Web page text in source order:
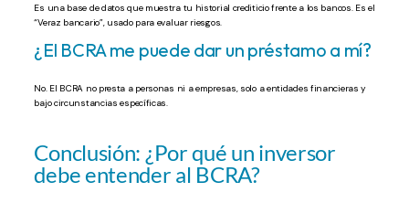
Es una base de datos que muestra tu historial crediticio frente a los bancos. Es el
“Veraz bancario”, usado para evaluar riesgos.
¿El BCRA me puede dar un préstamo a mí?
No. El BCRA no presta a personas ni a empresas, solo a entidades financieras y
bajo circunstancias específicas.
Conclusión: ¿Por qué un inversor
debe entender al BCRA?